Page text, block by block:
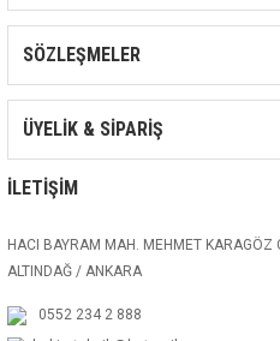
SÖZLEŞMELER
ÜYELİK & SİPARİŞ
İLETİŞİM
HACI BAYRAM MAH. MEHMET KARAGÖZ
ALTINDAĞ / ANKARA
0552 234 2 888